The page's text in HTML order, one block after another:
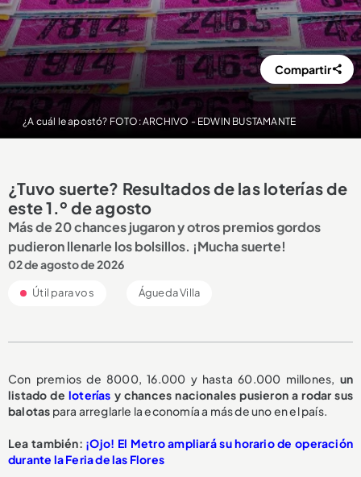
¿A cuál le apostó? FOTO: ARCHIVO - EDWIN BUSTAMANTE
Compartir
¿Tuvo suerte? Resultados de las loterías de
este 1.º de agosto
Más de 20 chances jugaron y otros premios gordos
pudieron llenarle los bolsillos. ¡Mucha suerte!
02 de agosto de 2026
Útil para vos Águeda Villa
Con premios de 8000, 16.000 y hasta 60.000 millones, un
listado de loterías y chances nacionales pusieron a rodar sus
balotas para arreglarle la economía a más de uno en el país.
Lea también: ¡Ojo! El Metro ampliará su horario de operación
durante la Feria de las Flores